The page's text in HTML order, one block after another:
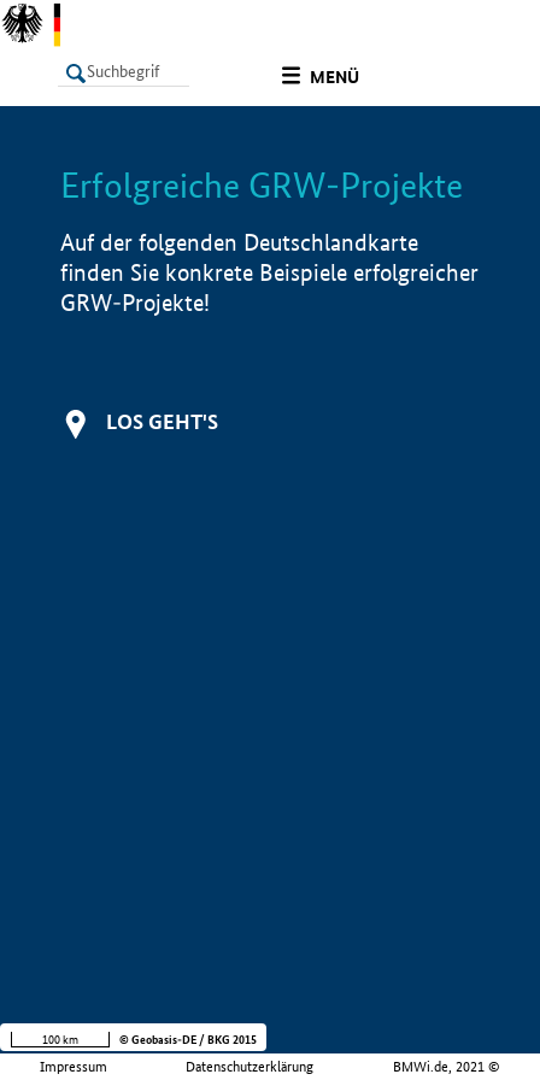
MENÜ
LISTE Info
Erfolgreiche GRW-Projekte
Auf der folgenden Deutschlandkarte
finden Sie konkrete Beispiele erfolgreicher
GRW-Projekte!
LOS GEHT'S
Impressum Datenschutzerklärung BMWi.de, 2021 ©
100 km © Geobasis-DE / BKG 2015